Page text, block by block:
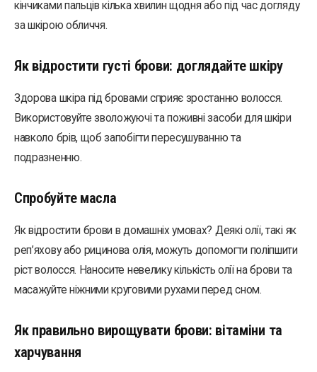
кінчиками пальців кілька хвилин щодня або під час догляду
за шкірою обличчя.
Як відростити густі брови: доглядайте шкіру
Здорова шкіра під бровами сприяє зростанню волосся.
Використовуйте зволожуючі та поживні засоби для шкіри
навколо брів, щоб запобігти пересушуванню та
подразненню.
Спробуйте масла
Як відростити брови в домашніх умовах? Деякі олії, такі як
реп’яхову або рицинова олія, можуть допомогти поліпшити
ріст волосся. Наносите невелику кількість олії на брови та
масажуйте ніжними круговими рухами перед сном.
Як правильно вирощувати брови: вітаміни та
харчування